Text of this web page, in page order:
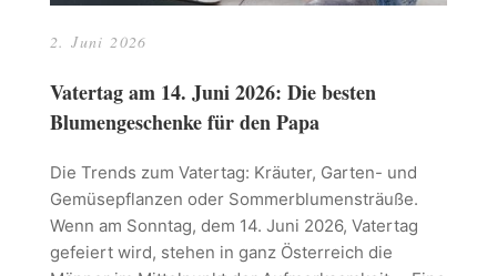
2. Juni 2026
Vatertag am 14. Juni 2026: Die besten
Blumengeschenke für den Papa
Die Trends zum Vatertag: Kräuter, Garten- und
Gemüsepflanzen oder Sommerblumensträuße.
Wenn am Sonntag, dem 14. Juni 2026, Vatertag
gefeiert wird, stehen in ganz Österreich die